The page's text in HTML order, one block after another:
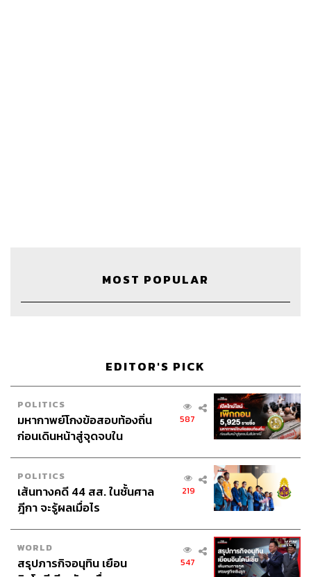
Credits
Show Creator
นครินทร์ วนกิจไพบูลย์
The Secret Sauce Manager
ปวริศา ตั้งตุลานนท์
MOST POPULAR
EDITOR'S PICK
POLITICS
มหากาพย์โกงข้อสอบท้องถิ่น
ก่อนเดินหน้าสู่จุดจบใน
587
POLITICS
เส้นทางคดี 44 สส. ในชั้นศาล
ฎีกา จะรู้ผลเมื่อไร
219
WORLD
สรุปภารกิจอนุทิน เยือน
547